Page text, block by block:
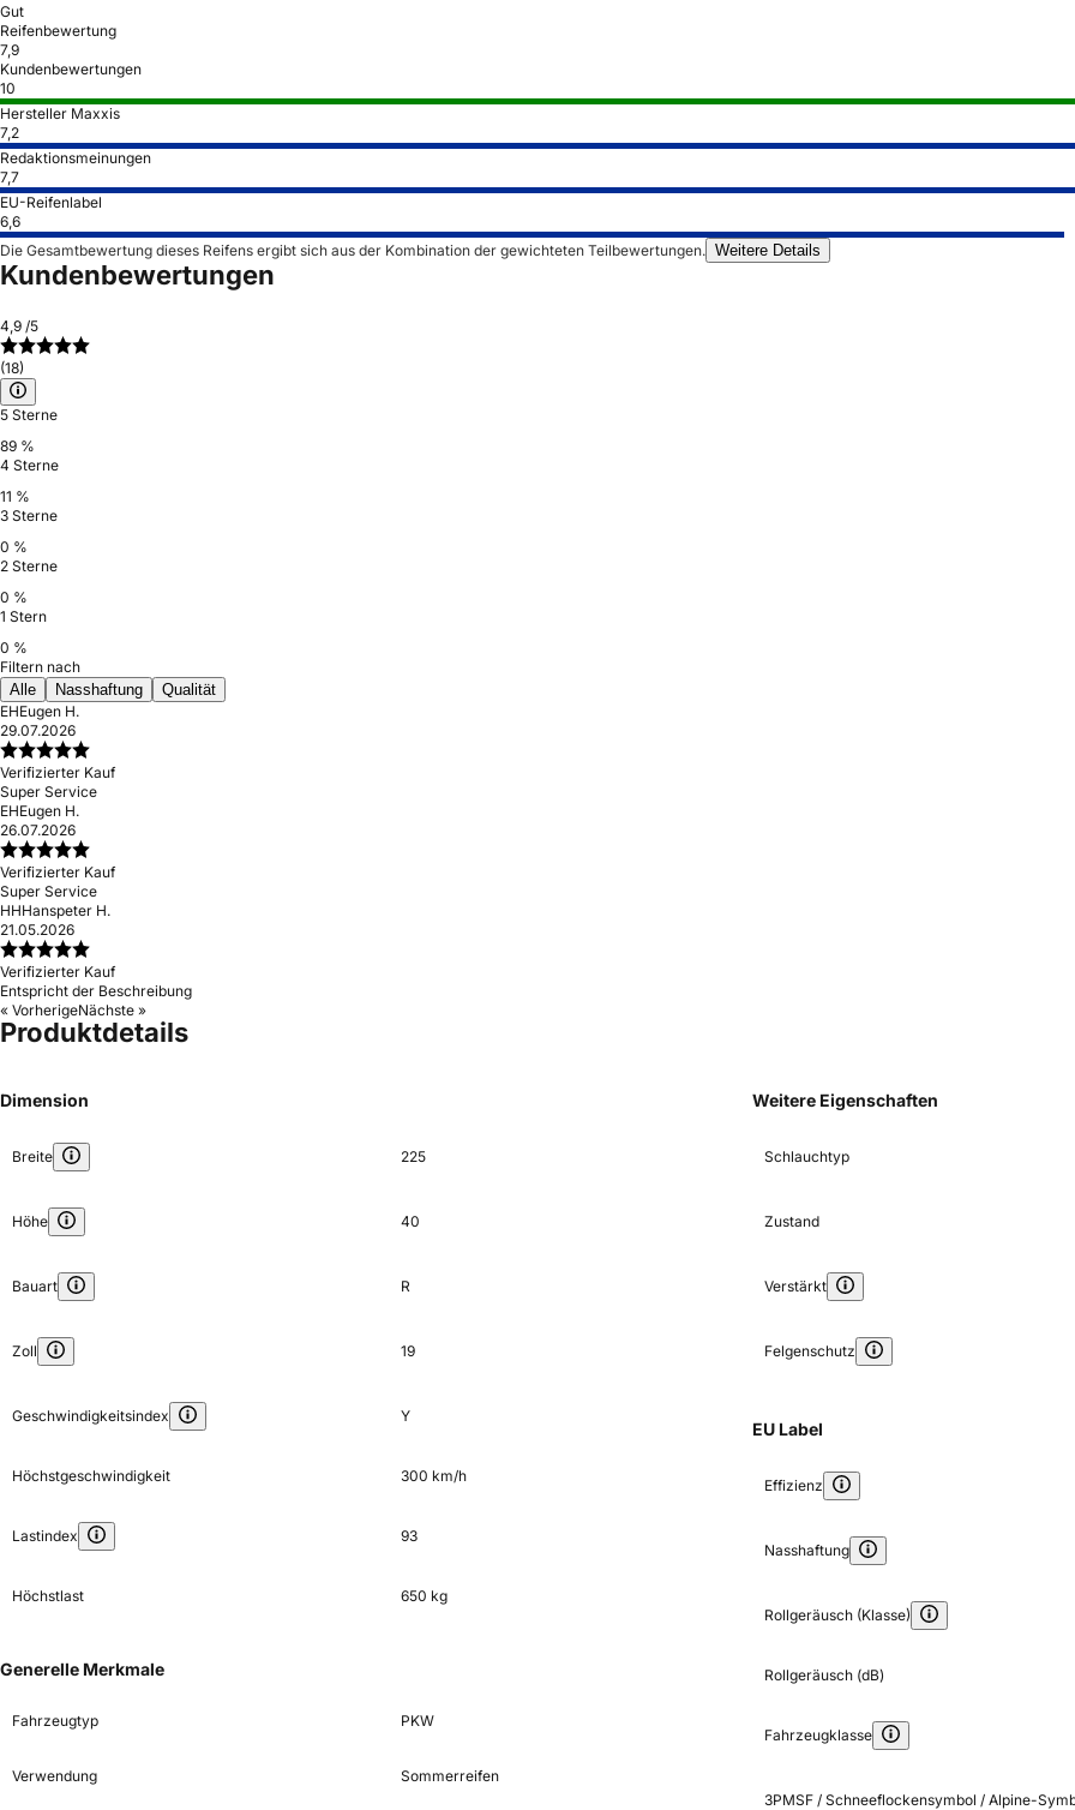
Gut
Reifenbewertung
7,9
Kundenbewertungen
10
Hersteller Maxxis
7,2
Redaktionsmeinungen
7,7
EU-Reifenlabel
6,6
Die Gesamtbewertung dieses Reifens ergibt sich aus der Kombination der gewichteten Teilbewertungen. Weitere Details
Kundenbewertungen
4,9 /5
(18)
5 Sterne
89 %
4 Sterne
11 %
3 Sterne
0 %
2 Sterne
0 %
1 Stern
0 %
Filtern nach
Alle
Nasshaftung
Qualität
EHEugen H.
29.07.2026
Verifizierter Kauf
Super Service
EHEugen H.
26.07.2026
Verifizierter Kauf
Super Service
HHHanspeter H.
21.05.2026
Verifizierter Kauf
Entspricht der Beschreibung
« VorherigeNächste »
Produktdetails
Dimension
Breite 225
Höhe 40
Bauart R
Zoll 19
Geschwindigkeitsindex Y
Höchstgeschwindigkeit 300 km/h
Lastindex 93
Höchstlast 650 kg
Generelle Merkmale
Fahrzeugtyp PKW
Verwendung Sommerreifen
Weitere Eigenschaften
Schlauchtyp
Zustand
Verstärkt
Felgenschutz
EU Label
Effizienz
Nasshaftung
Rollgeräusch (Klasse)
Rollgeräusch (dB)
Fahrzeugklasse
3PMSF / Schneeflockensymbol / Alpine-